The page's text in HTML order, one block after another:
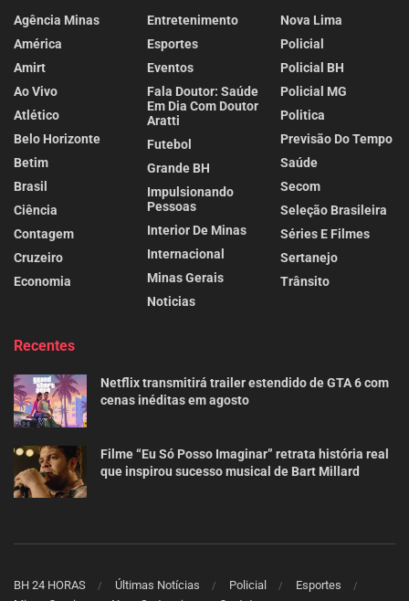
Agência Minas
América
Amirt
Ao Vivo
Atlético
Belo Horizonte
Betim
Brasil
Ciência
Contagem
Cruzeiro
Economia
Entretenimento
Esportes
Eventos
Fala Doutor: Saúde
Em Dia Com Doutor
Aratti
Futebol
Grande BH
Impulsionando
Pessoas
Interior De Minas
Internacional
Minas Gerais
Noticias
Nova Lima
Policial
Policial BH
Policial MG
Politica
Previsão Do Tempo
Saúde
Secom
Seleção Brasileira
Séries E Filmes
Sertanejo
Trânsito
Recentes
Netflix transmitirá trailer estendido de GTA 6 com
cenas inéditas em agosto
Filme “Eu Só Posso Imaginar” retrata história real
que inspirou sucesso musical de Bart Millard
BH 24 HORAS Últimas Notícias Policial
Esportes